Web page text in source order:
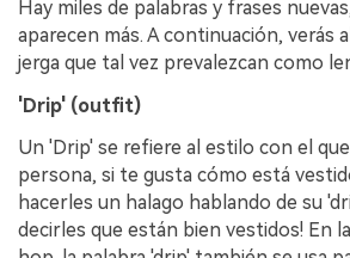
󠀰Hay miles de palabras y frases
aparecen más. A continuación, verás
jerga que tal vez prevalezcan como
'Drip' (outfit)
Un 'Drip' se refiere al estilo con el
persona, si te gusta cómo está
hacerles un halago hablando de su
decirles que están bien vestidos! En